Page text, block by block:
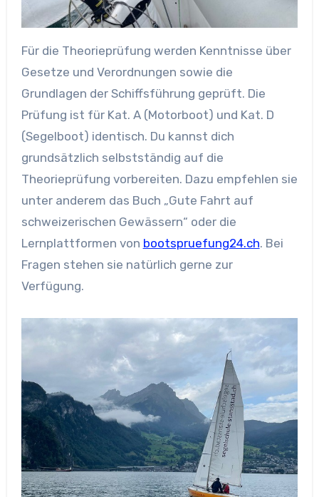
Für die Theorieprüfung werden Kenntnisse über
Gesetze und Verordnungen sowie die
Grundlagen der Schiffsführung geprüft. Die
Prüfung ist für Kat. A (Motorboot) und Kat. D
(Segelboot) identisch. Du kannst dich
grundsätzlich selbstständig auf die
Theorieprüfung vorbereiten. Dazu empfehlen sie
unter anderem das Buch „Gute Fahrt auf
schweizerischen Gewässern“ oder die
Lernplattformen von bootspruefung24.ch. Bei
Fragen stehen sie natürlich gerne zur
Verfügung.